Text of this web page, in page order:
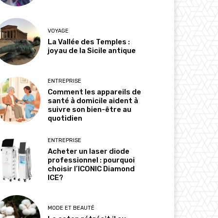
VOYAGE
La Vallée des Temples :
joyau de la Sicile antique
ENTREPRISE
Comment les appareils de
santé à domicile aident à
suivre son bien-être au
quotidien
ENTREPRISE
Acheter un laser diode
professionnel : pourquoi
choisir l’ICONIC Diamond
ICE?
MODE ET BEAUTÉ